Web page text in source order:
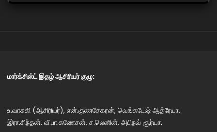
மார்க்சிஸ்ட் இதழ் ஆசிரியர் குழு:
உ.வாசுகி (ஆசிரியர்), என்.குணசேகரன், வெங்கடேஷ் ஆத்ரேயா,
இரா.சிந்தன், வீ.பா.கணேசன், ச.லெனின், அபிநவ் சூர்யா.